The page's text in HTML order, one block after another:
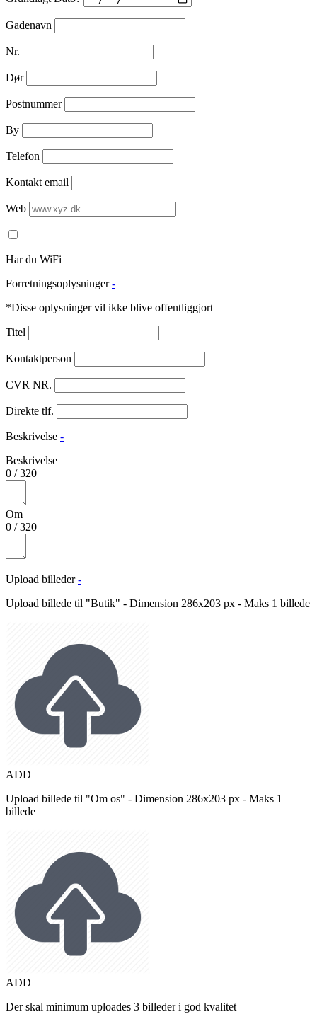
Gadenavn
Nr.
Dør
Postnummer
By
Telefon
Kontakt email
Web
Har du WiFi
Forretningsoplysninger -
*Disse oplysninger vil ikke blive offentliggjort
Titel
Kontaktperson
CVR NR.
Direkte tlf.
Beskrivelse -
Beskrivelse
0 /320
Om
0 /320
Upload billeder -
Upload billede til "Butik" - Dimension 286x203 px - Maks 1 billede
ADD
Upload billede til "Om os" - Dimension 286x203 px - Maks 1
billede
ADD
Der skal minimum uploades 3 billeder i god kvalitet